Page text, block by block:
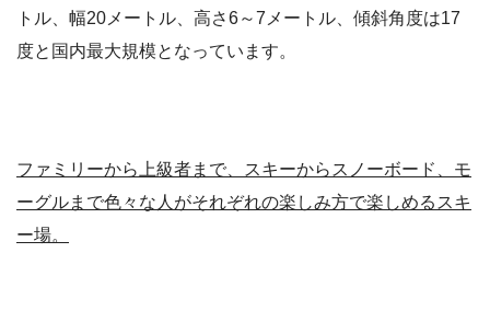
トル、幅20メートル、高さ6～7メートル、傾斜角度は17
度と国内最大規模となっています。
ファミリーから上級者まで、スキーからスノーボード、モ
ーグルまで色々な人がそれぞれの楽しみ方で楽しめるスキ
ー場。